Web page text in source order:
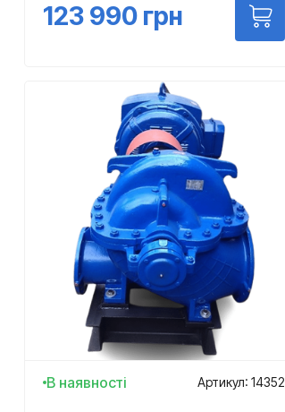
123 990 грн
В наявності Артикул: 14352